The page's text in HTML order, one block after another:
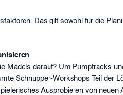
Das gilt sowohl für die
Mädels darauf? Um Pumptracks
Schnupper-Workshops Teil der
Ausprobieren von